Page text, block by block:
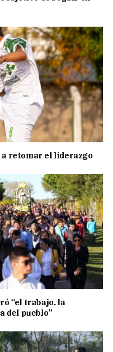
retomar el liderazgo
“el trabajo, la
del pueblo”